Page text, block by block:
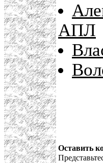
АПЛ
Оставить